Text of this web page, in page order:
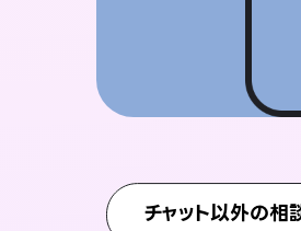
チャット以外の相